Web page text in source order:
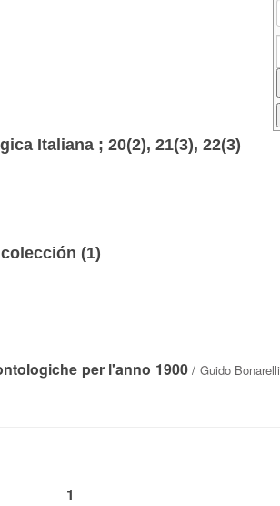
Italiana ; 20(2), 21(3), 22(3)
(1)
per l'anno 1900/ Guido Bonarelli
1